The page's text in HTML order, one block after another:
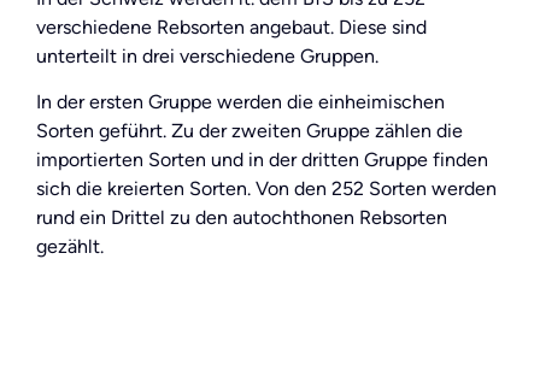
verschiedene Rebsorten angebaut. Diese sind
unterteilt in drei verschiedene Gruppen.
In der ersten Gruppe werden die einheimischen
Sorten geführt. Zu der zweiten Gruppe zählen die
importierten Sorten und in der dritten Gruppe finden
sich die kreierten Sorten. Von den 252 Sorten werden
rund ein Drittel zu den autochthonen Rebsorten
gezählt.